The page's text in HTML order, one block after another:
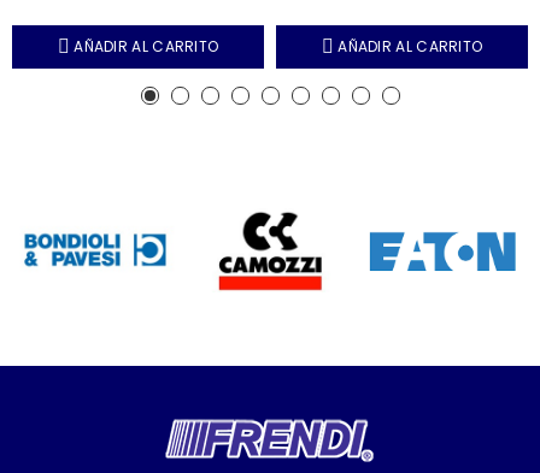
AÑADIR AL CARRITO AÑADIR AL CARRITO